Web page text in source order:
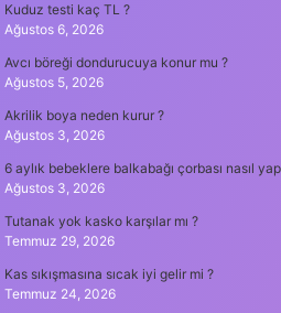
Kuduz testi kaç TL ?
Ağustos 6, 2026
Avcı böreği dondurucuya konur mu ?
Ağustos 5, 2026
Akrilik boya neden kurur ?
Ağustos 3, 2026
6 aylık bebeklere balkabağı çorbası nasıl
Ağustos 3, 2026
Tutanak yok kasko karşılar mı ?
Temmuz 29, 2026
Kas sıkışmasına sıcak iyi gelir mi ?
Temmuz 24, 2026